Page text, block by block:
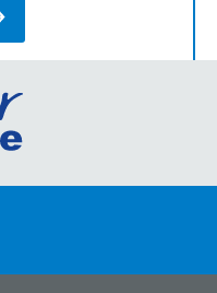
Ga
de
een